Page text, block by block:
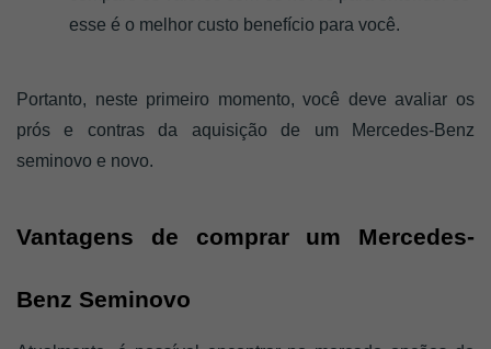
esse é o melhor custo benefício para você.
Portanto, neste primeiro momento, você deve avaliar os
prós e contras da aquisição de um Mercedes-Benz
seminovo e novo.
Vantagens de comprar um Mercedes-
Benz Seminovo